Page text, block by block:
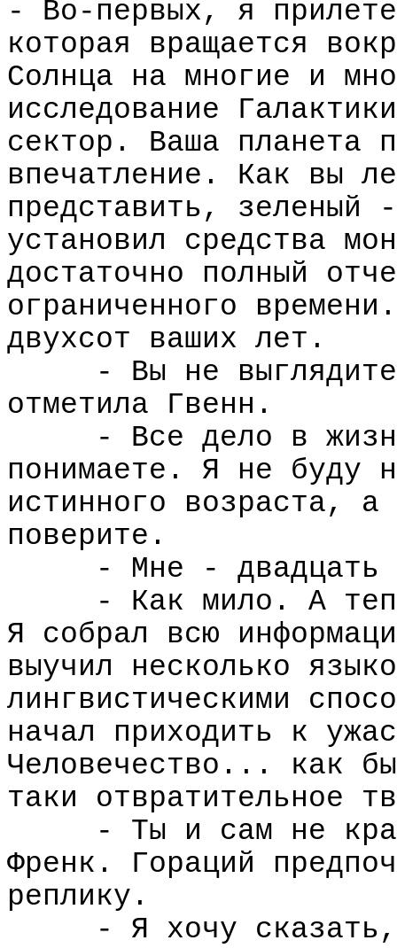
- Во-первых, я
которая вращается
Солнца на многие и
исследование
сектор. Ваша планета
впечатление. Как вы
представить,
установил средства
достаточно полный
ограниченного
двухсот ваших лет.
- Вы не
отметила Гвенн.
- Все дело в
понимаете. Я не буду
истинного возраста,
поверите.
- Мне -
- Как мило. А
Я собрал всю
выучил несколько
лингвистическими
начал приходить к
Человечество... как
таки отвратительное
- Ты и сам не
Френк. Гораций
реплику.
- Я хочу